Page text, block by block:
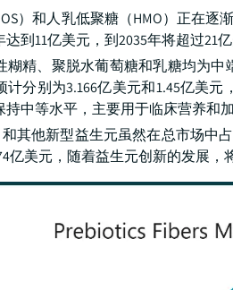
）和人乳低聚糖（HMO）正在
达到11亿美元，到2035年将超过21
糊精、聚脱水葡萄糖和乳糖均为
计分别为3.166亿美元和1.45亿美
中等水平，主要用于临床营养和加
和其他新型益生元虽然在总市场中
亿美元，随着益生元创新的发展，